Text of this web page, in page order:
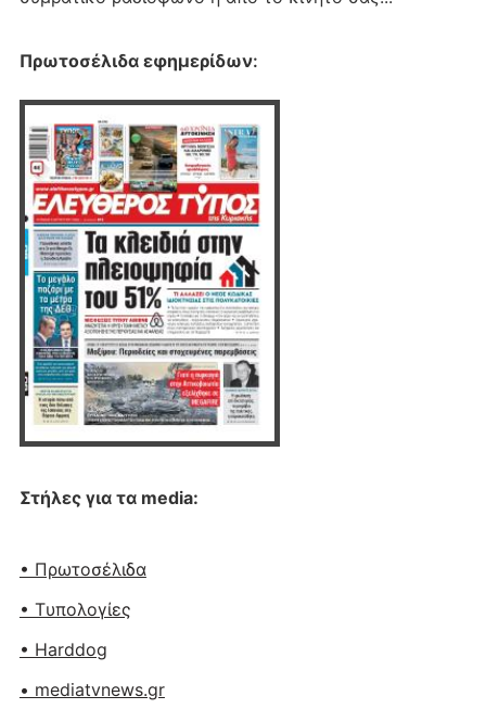
Πρωτοσέλιδα εφημερίδων:
Στήλες για τα media:
• Πρωτοσέλιδα
• Tυπολογίες
• Harddog
• mediatvnews.gr